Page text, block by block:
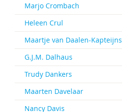
Marjo Crombach
Heleen Crul
Maartje van Daalen-Kapteijns
G.J.M. Dalhaus
Trudy Dankers
Maarten Davelaar
Nancy Davis